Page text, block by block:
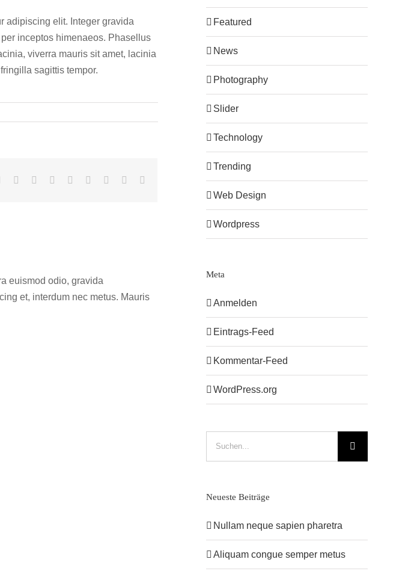
adipiscing elit. Integer gravida
inceptos himenaeos. Phasellus
viverra mauris sit amet, lacinia
sagittis tempor.
Facebook
TwitterLinkedIn
Reddit WhatsApp
TumblrPinterest
euismod odio, gravida
et, interdum nec metus. Mauris
Featured
News
Photography
Slider
Technology
Trending
Web Design
Wordpress
Meta
Anmelden
Eintrags-Feed
Kommentar-Feed
WordPress.org
Neueste Beiträge
Nullam neque sapien pharetra
Aliquam congue semper metus